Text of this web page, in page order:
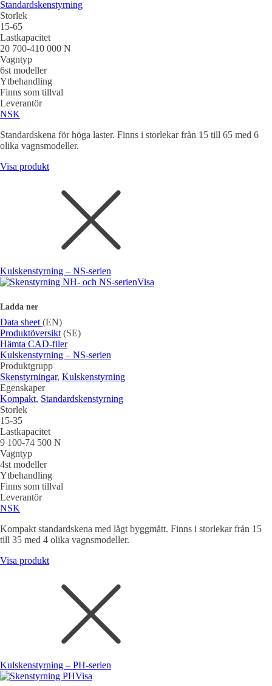
Standardskenstyrning
Storlek
15-65
Lastkapacitet
20 700-410 000 N
Vagntyp
6st modeller
Ytbehandling
Finns som tillval
Leverantör
NSK
Standardskena för höga laster. Finns i storlekar från 15 till 65 med 6
olika vagnsmodeller.
Visa produkt
Kulskenstyrning – NS-serien
Visa
Ladda ner
Data sheet (EN)
Produktöversikt (SE)
Hämta CAD-filer
Kulskenstyrning – NS-serien
Produktgrupp
Skenstyrningar, Kulskenstyrning
Egenskaper
Kompakt, Standardskenstyrning
Storlek
15-35
Lastkapacitet
9 100-74 500 N
Vagntyp
4st modeller
Ytbehandling
Finns som tillval
Leverantör
NSK
Kompakt standardskena med lågt byggmått. Finns i storlekar från 15
till 35 med 4 olika vagnsmodeller.
Visa produkt
Kulskenstyrning – PH-serien
Visa